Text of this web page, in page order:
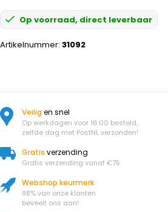
Op voorraad, direct leverbaar
Artikelnummer: 31092
Veiligen snel
Op werkdagen voor 16:00 besteld,
zelfde dag met PostNL verzonden!
Gratis verzending
Gratis verzending vanaf €75.
Webshop keurmerk
98% van onze klanten
beveelt ons aan!